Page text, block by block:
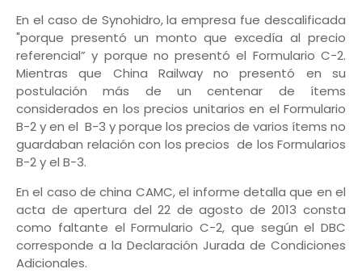
En el caso de Synohidro, la empresa fue descalificada
"porque presentó un monto que excedía al precio
referencial” y porque no presentó el Formulario C-2.
Mientras que China Railway no presentó en su
postulación más de un centenar de ítems
considerados en los precios unitarios en el Formulario
B-2 y en el B-3 y porque los precios de varios ítems no
guardaban relación con los precios de los Formularios
B-2 y el B-3.
En el caso de china CAMC, el informe detalla que en el
acta de apertura del 22 de agosto de 2013 consta
como faltante el Formulario C-2, que según el DBC
corresponde a la Declaración Jurada de Condiciones
Adicionales.